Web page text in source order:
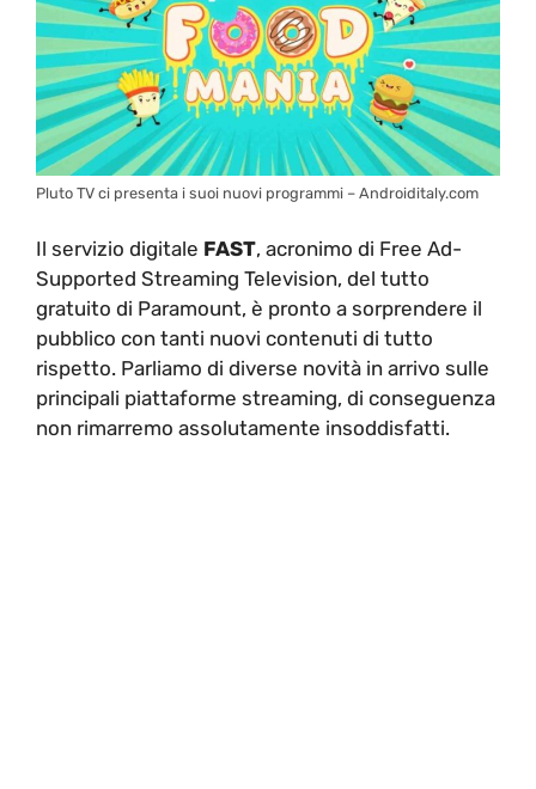
Pluto TV ci presenta i suoi nuovi programmi – Androiditaly.com
Il servizio digitale FAST, acronimo di Free Ad-
Supported Streaming Television, del tutto
gratuito di Paramount, è pronto a sorprendere il
pubblico con tanti nuovi contenuti di tutto
rispetto. Parliamo di diverse novità in arrivo sulle
principali piattaforme streaming, di conseguenza
non rimarremo assolutamente insoddisfatti.